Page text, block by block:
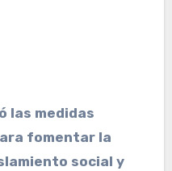
las medidas
fomentar la
social y